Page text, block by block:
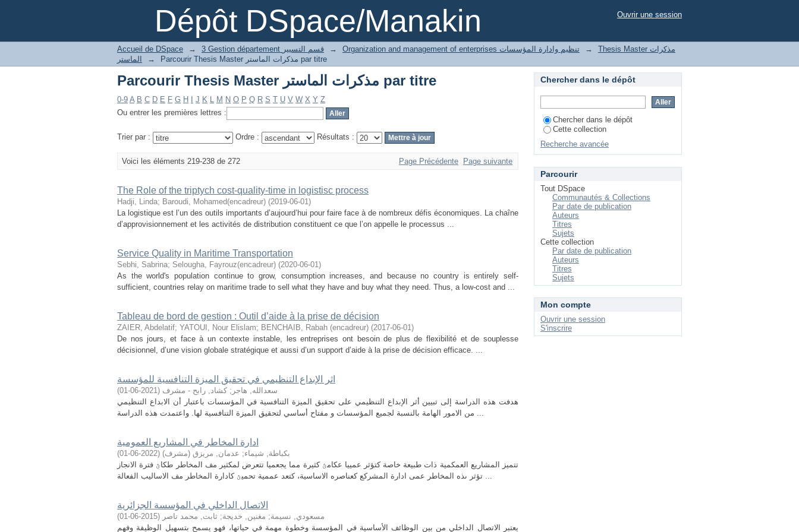
Dépôt DSpace/Manakin
Parcourir Thesis Master مذكرات الماستر par titre Ouvrir une session
Accueil de DSpace → 3 Gestion département قسم التسيير → Organization and management of enterprises تنظيم وادارة المؤسسات →
Thesis Master مذكرات
الماستر
→ Parcourir Thesis Master مذكرات الماستر par titre
Parcourir Thesis Master مذكرات الماستر par titre
0-9 A B C D E F G H J K L M N O P Q R S T U V W X Y Z
Ou entrer les premières lettres :
Trier par : Ordre : Résultats :
Voici les éléments 219-238 de 272 Page Précédente Page suivante
The Role of the triptych cost-quality-time in logistisc process
Hadji, Linda; Baroudi, Mohamed(encadreur) (2019-06-01)
La logistique est l’un des outils importants d’aujourd’hui pour faire face à de nombreux défis économiques. La chaîne
d’approvisionnement et les activités de distribution constituent ce que l’on appelle le processus ...
Service Quality in Maritime Transportation
Sebhi, Sabrina; Selougha, Fayrouz(encadreur) (2020-06-01)
As the world's population continue to grow, consumption increases, and because no country is entirely self-
sufficient, countries relay on maritime trade to sell what they have and buy what they need. Thus, a low-cost and ...
Tableau de bord de gestion : Outil d’aide à la prise de décision
ZAIER, Abdelatif; YATOUI, Nour Elislam; BENCHAIB, Rabah (encadreur) (2017-06-01)
De nos jours, et face à un contexte instable, les entreprises ont besoin de plus de flexibilité et de souplesse
décisionnel, d’une vision globale stratégique et aussi d’un support d’aide à la prise de décision efficace. ...
اثر الإبداع التنظيمي في تحقيق الميزة التنافسية للمؤسسة
سعدالله, هاجر ; كشاد, رابح - مشرف (
2021-06-01
)
هدفت هذه الدراسة إلى تبيين أثر الإبداع التنظيمي على تحقيق الميزة التنافسية في المؤسسات باعتبار أن الابداع التنظيمي
من الامور الهامة بالنسبة لجميع المؤسسات و مفتاح أساسي لتحقيق الميزة التنافسية لها. واعتمدت هذه الدراسة ...
ادارة المخاطر في المشاريع العمومية
بكباطة, شيماء; عدمان, مريزق (مشرف) (
2022-06-01
)
تتميز المشاريع العمكمية ذات طبيعة خاصة كتؤثر عمييا عكامؿ كثيرة مما يجعميا تتعرض لمكثير مف المخاطر طكاؿ فترة الانجاز
تؤثر ىذه المخاطر عمى ادارة المشركع كعناصره الاساسية، كتعد عممية تحميؿ كادارة المخاطر مف الاساليب الفعالة ...
الاتصال الداخلي في المؤسسة الجزائرية
مسعودي, نسيمة; مغنين, خديجة; ثابت, محمد ناصر (
2015-06-01
)
يعتبر الاتصال الداخلي من بين الوظائف الأساسية في المؤسسة وخطوة مهمة في حياتها، فهو يسمح بتسهيل الوظيفة وفهم
Chercher dans le dépôt
Chercher dans le dépôt
Cette collection
Recherche avancée
Parcourir
Tout DSpace
Communautés & Collections
Par date de publication
Auteurs
Titres
Sujets
Cette collection
Par date de publication
Auteurs
Titres
Sujets
Mon compte
Ouvrir une session
S'inscrire